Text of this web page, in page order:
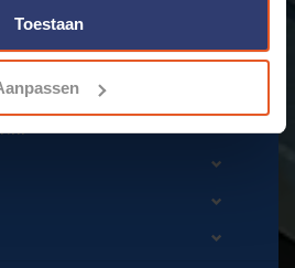
Toestaan